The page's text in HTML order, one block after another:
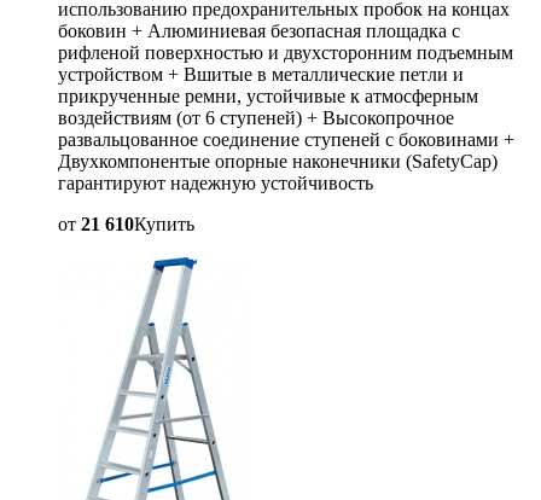
использованию предохранительных пробок на концах
боковин + Алюминиевая безопасная площадка с
рифленой поверхностью и двухсторонним подъемным
устройством + Вшитые в металлические петли и
прикрученные ремни, устойчивые к атмосферным
воздействиям (от 6 ступеней) + Высокопрочное
развальцованное соединение ступеней с боковинами +
Двухкомпонентые опорные наконечники (SafetyCap)
гарантируют надежную устойчивость
от 21 610Купить